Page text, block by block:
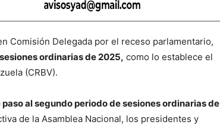
Comisión Delegada por el receso parlamentario,
ordinarias de 2025, como lo establece el
(CRBV).
al segundo periodo de sesiones ordinarias de
de la Asamblea Nacional, los presidentes y